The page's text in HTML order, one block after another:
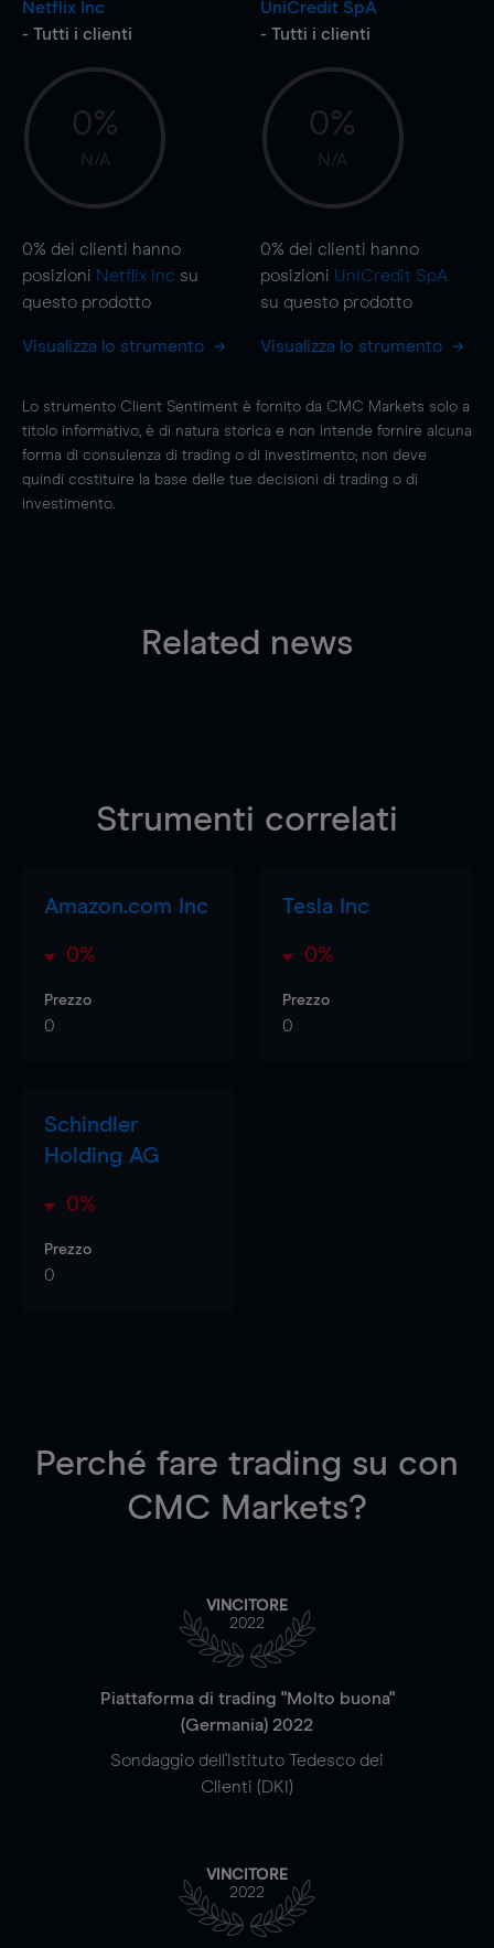
Netflix Inc
- Tutti i clienti
0%
N/A
0% dei clienti hanno
posizioni Netflix Inc su
questo prodotto
Visualizza lo strumento
UniCredit SpA
- Tutti i clienti
0%
N/A
0% dei clienti hanno
posizioni UniCredit SpA
su questo prodotto
Visualizza lo strumento
Lo strumento Client Sentiment è fornito da CMC Markets solo a
titolo informativo, è di natura storica e non intende fornire alcuna
forma di consulenza di trading o di investimento; non deve
quindi costituire la base delle tue decisioni di trading o di
investimento.
Related news
Strumenti correlati
Amazon.com Inc
0%
Prezzo
0
Tesla Inc
0%
Prezzo
0
Schindler
Holding AG
0%
Prezzo
0
Perché fare trading su con
CMC Markets?
VINCITORE
2022
Piattaforma di trading "Molto buona"
(Germania) 2022
Sondaggio dell'Istituto Tedesco dei
Clienti (DKI)
VINCITORE
2022